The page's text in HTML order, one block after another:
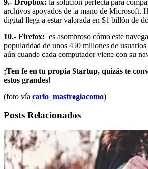
9.- Dropbox: la solución perfecta para
archivos apoyados de la mano de Microsoft.
digital llega a estar valorada en $1 billón de
10.- Firefox: es asombroso cómo este
popularidad de unos 450 millones de
aún cuando cada computador viene con su
¡Ten fe en tu propia Startup, quizás te
estos grandes!
(foto vía carlo_mastrogiacomo)
Posts Relacionados